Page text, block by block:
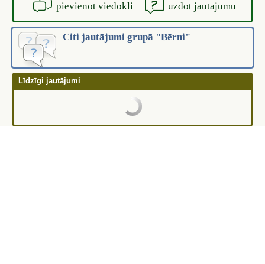
pievienot viedokli uzdot jautājumu
Citi jautājumi grupā "Bērni"
Līdzīgi jautājumi